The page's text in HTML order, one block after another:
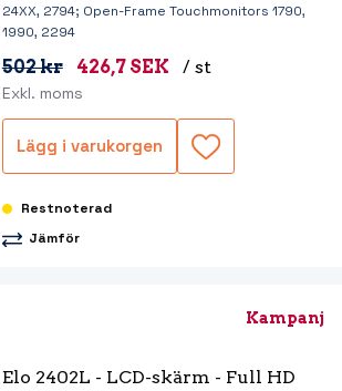
24XX, 2794; Open-Frame Touchmonitors 1790,
1990, 2294
502 kr 426,7 SEK / st
Exkl. moms
Lägg i varukorgen
Restnoterad
Jämför
Kampanj
Elo 2402L - LCD-skärm - Full HD